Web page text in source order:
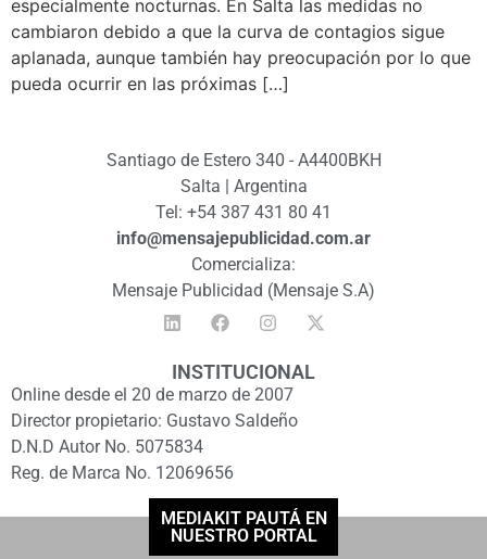
especialmente nocturnas. En Salta las medidas no
cambiaron debido a que la curva de contagios sigue
aplanada, aunque también hay preocupación por lo que
pueda ocurrir en las próximas […]
Santiago de Estero 340 - A4400BKH
Salta | Argentina
Tel: +54 387 431 80 41
info@mensajepublicidad.com.ar
Comercializa:
Mensaje Publicidad (Mensaje S.A)
INSTITUCIONAL
Online desde el 20 de marzo de 2007
Director propietario: Gustavo Saldeño
D.N.D Autor No. 5075834
Reg. de Marca No. 12069656
MEDIAKIT PAUTÁ EN
NUESTRO PORTAL